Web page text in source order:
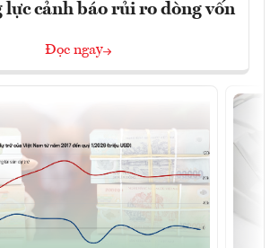
lực cảnh báo rủi ro dòng vốn
Đọc ngay